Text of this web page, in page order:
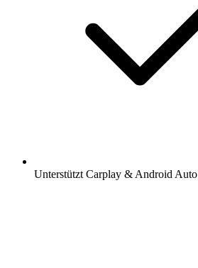
Unterstützt Carplay & Android Auto